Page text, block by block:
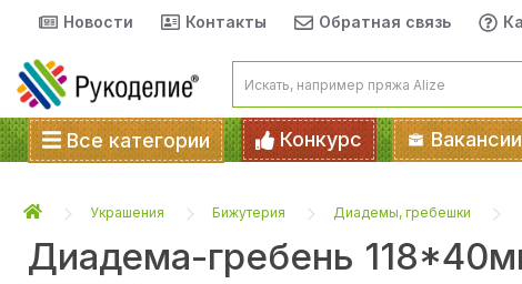
Новости Контакты Обратная связь
Все категории Конкурс Вакансии
Украшения Бижутерия Диадемы, гребешки
Диадема-гребень